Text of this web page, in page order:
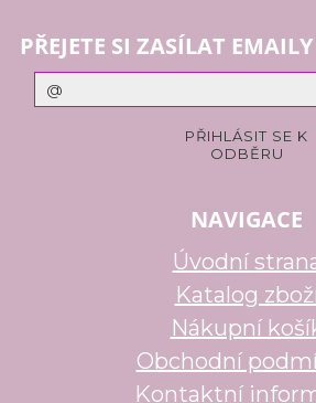
PŘEJETE SI ZASÍLAT
NAVIGACE
Úvodní
Katalog
Nákupní
Obchodní
Kontaktní